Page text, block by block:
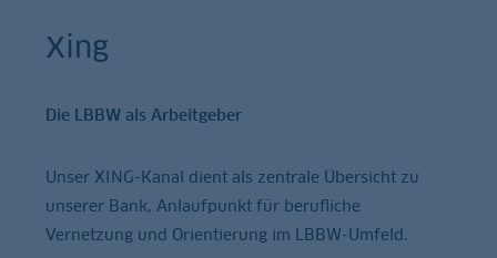
Xing
Die LBBW als Arbeitgeber
Unser XING-Kanal dient als zentrale Übersicht zu
unserer Bank, Anlaufpunkt für berufliche
Vernetzung und Orientierung im LBBW-Umfeld.